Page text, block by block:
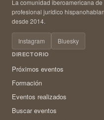
La comunidad iberoamericana
profesional jurídico
desde 2014.
Instagram Bluesky
DIRECTORIO
Próximos eventos
Formación
Eventos realizados
Buscar eventos